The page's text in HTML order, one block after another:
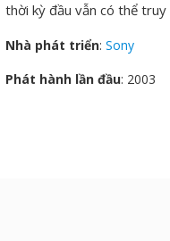
thời kỳ đầu vẫn có thể truy
Nhà phát triển: Sony
Phát hành lần đầu: 2003